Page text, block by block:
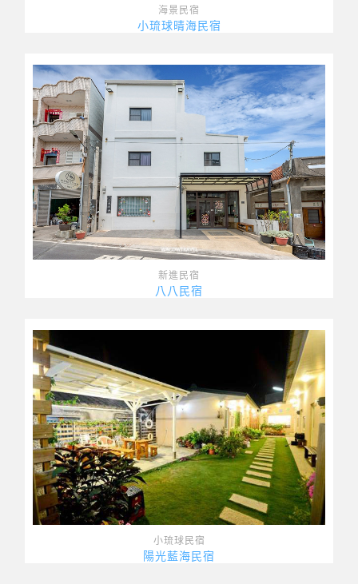
海景民宿
小琉球晴海民宿
新進民宿
八八民宿
小琉球民宿
陽光藍海民宿